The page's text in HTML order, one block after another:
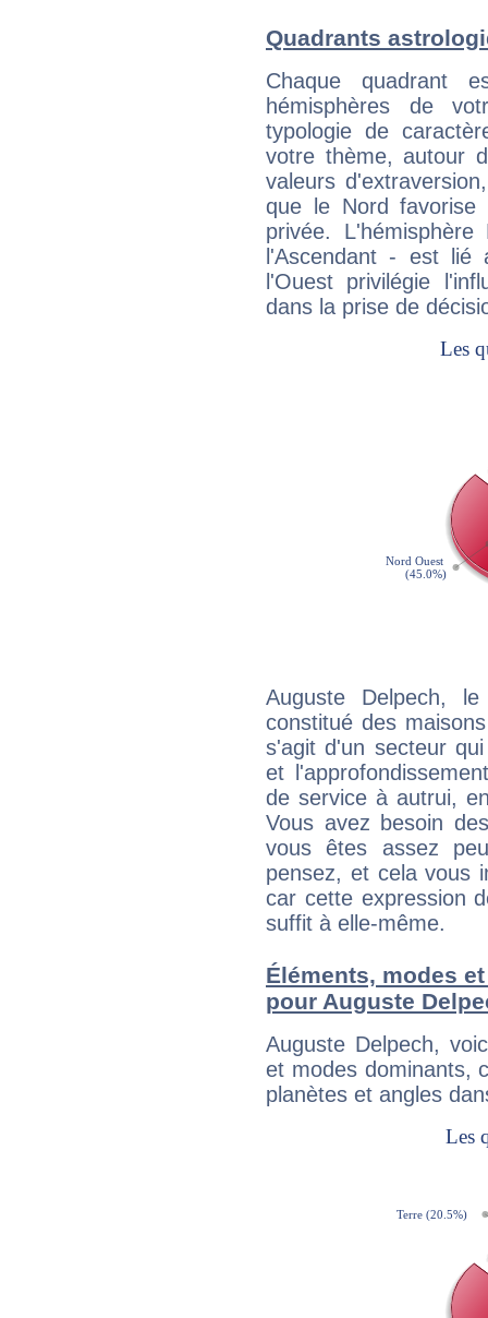
Quadrants
Chaque quadrant
hémisphères de
typologie de
votre thème, autour
valeurs
que le Nord favorise
privée.
l'Ascendant - est
l'Ouest privilégie
dans la prise de
Auguste Delpech,
constitué des
s'agit d'un secteur
et
de service à autrui,
Vous avez besoin
vous êtes assez
pensez, et cela vous
car cette expression
suffit à elle-même.
Éléments, modes
pour Auguste
Auguste Delpech,
et modes dominants,
planètes et angles